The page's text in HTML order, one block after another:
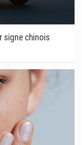
signe chinois